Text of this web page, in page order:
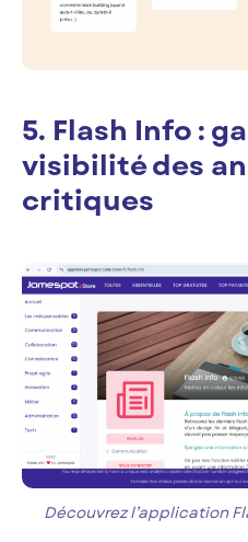
5. Flash Info :
visibilité des
critiques
Découvrez l’application